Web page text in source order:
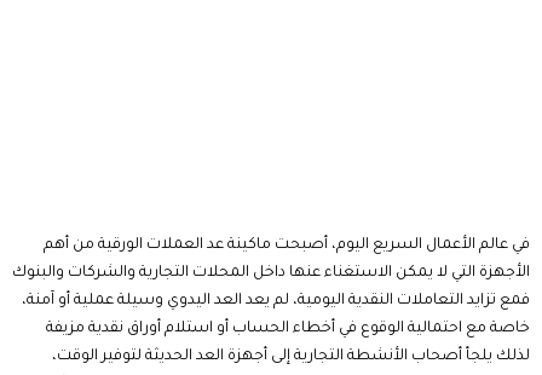
في عالم الأعمال السريع اليوم، أصبحت ماكينة عد العملات الورقية من أهم
الأجهزة التي لا يمكن الاستغناء عنها داخل المحلات التجارية والشركات والبنوك
فمع تزايد التعاملات النقدية اليومية، لم يعد العد اليدوي وسيلة عملية أو آمنة،
خاصة مع احتمالية الوقوع في أخطاء الحساب أو استلام أوراق نقدية مزيفة
لذلك يلجأ أصحاب الأنشطة التجارية إلى أجهزة العد الحديثة لتوفير الوقت،